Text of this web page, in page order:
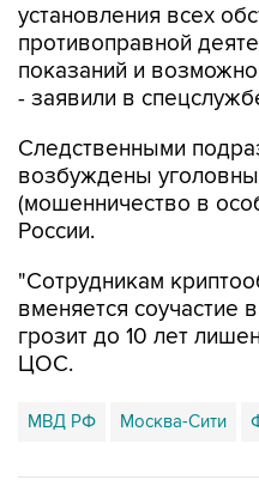
установления всех
противоправной
показаний и
- заявили в
Следственными
возбуждены
(мошенничество в
России.
"Сотрудникам
вменяется соучастие
грозит до 10 лет
ЦОС.
МВД РФ Москва-Сити